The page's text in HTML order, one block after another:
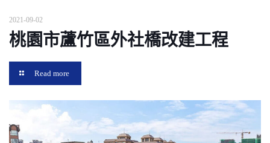
2021-09-02
桃園市蘆竹區外社橋改建工程
Read more